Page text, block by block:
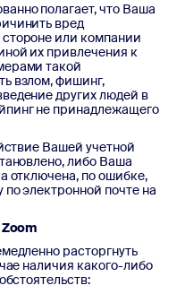
полагает, что Ваша
вред
стороне или компании
их привлечения к
такой
взлом, фишинг,
других людей в
не принадлежащего
Вашей учетной
либо Ваша
отключена, по ошибке,
электронной почте на
расторгнуть
наличия какого-либо